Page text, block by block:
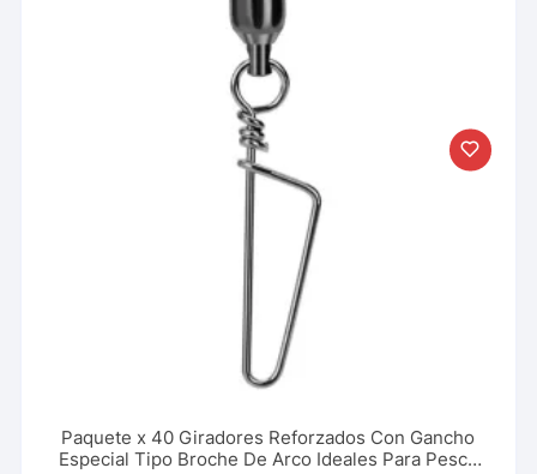
Paquete x 40 Giradores Reforzados Con Gancho
Especial Tipo Broche De Arco Ideales Para Pesca